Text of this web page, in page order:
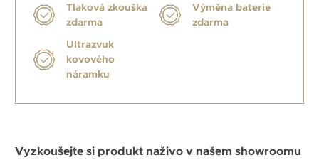
Tlaková zkouška
zdarma
Výměna baterie
zdarma
Ultrazvuk
kovového
náramku
Vyzkoušejte si produkt naživo v našem showroomu